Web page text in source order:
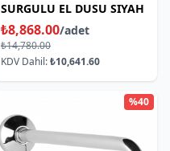
SURGULU EL DUSU SIYAH
₺8,868.00/adet
₺14,780.00
KDV Dahil:₺10,641.60
%40